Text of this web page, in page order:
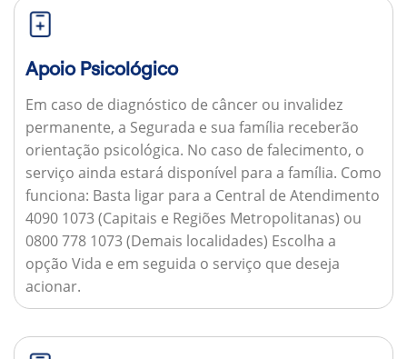
Apoio Psicológico
Em caso de diagnóstico de câncer ou invalidez
permanente, a Segurada e sua família receberão
orientação psicológica. No caso de falecimento, o
serviço ainda estará disponível para a família. Como
funciona: Basta ligar para a Central de Atendimento
4090 1073 (Capitais e Regiões Metropolitanas) ou
0800 778 1073 (Demais localidades) Escolha a
opção Vida e em seguida o serviço que deseja
acionar.